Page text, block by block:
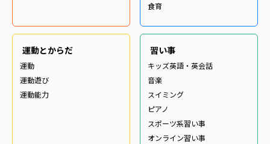
食育
運動とからだ
運動
運動遊び
運動能力
習い事
キッズ英語・英会話
音楽
スイミング
ピアノ
スポーツ系習い事
オンライン習い事